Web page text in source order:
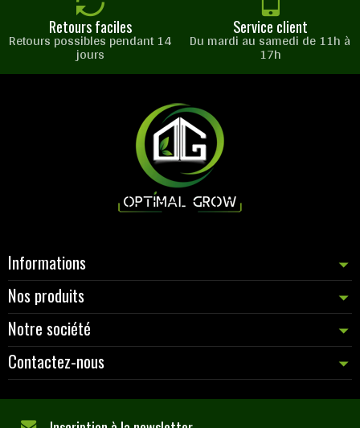
Retours faciles
Retours possibles pendant 14
jours
Service client
Du mardi au samedi de 11h à
17h
Informations
Nos produits
Notre société
Contactez-nous